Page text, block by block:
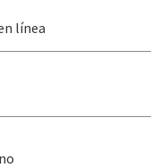
línea